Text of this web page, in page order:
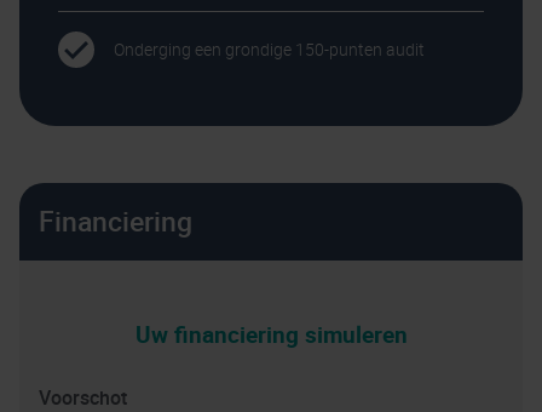
Onderging een grondige 150-punten audit
Financiering
Uw financiering simuleren
Voorschot